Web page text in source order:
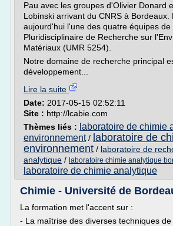
Pau avec les groupes d'Olivier Donard
Lobinski arrivant du CNRS à Bordeaux.
aujourd'hui l'une des quatre équipes de
Pluridisciplinaire de Recherche sur
Matériaux (UMR 5254).
Notre domaine de recherche principal
développement...
Lire la suite
Date: 2017-05-15 02:52:11
Site : http://lcabie.com
Thèmes liés : laboratoire de chimie
environnement/ laboratoire de
environnement / laboratoire de
analytique / laboratoire chimie analytique
laboratoire de chimie analytique
Chimie - Université de
La formation met l'accent sur :
- La maîtrise des diverses techniques